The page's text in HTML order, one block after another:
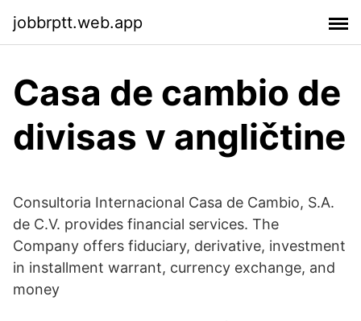
jobbrptt.web.app
Casa de cambio de
divisas v angličtine
Consultoria Internacional Casa de Cambio, S.A.
de C.V. provides financial services. The
Company offers fiduciary, derivative, investment
in installment warrant, currency exchange, and
money